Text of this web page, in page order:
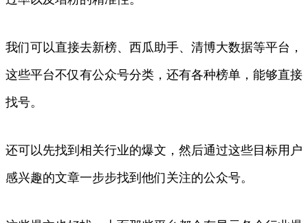
我们可以直接去新榜、西瓜助手、清博大数据等平台，
这些平台不仅有公众号分类，还有各种榜单，能够直接
找号。
还可以先找到相关行业的爆文，然后通过这些目标用户
感兴趣的文章一步步找到他们关注的公众号。